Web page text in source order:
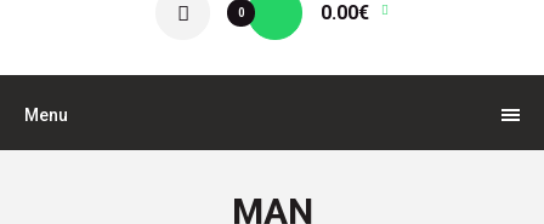
0 0.00€
Menu
MAN